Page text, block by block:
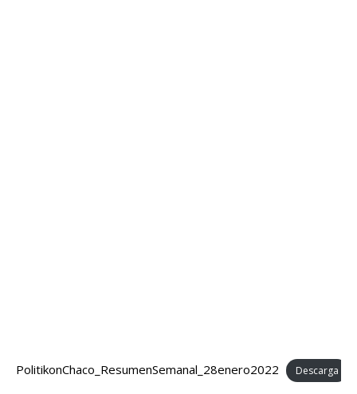
PolitikonChaco_ResumenSemanal_28enero2022 Descarga